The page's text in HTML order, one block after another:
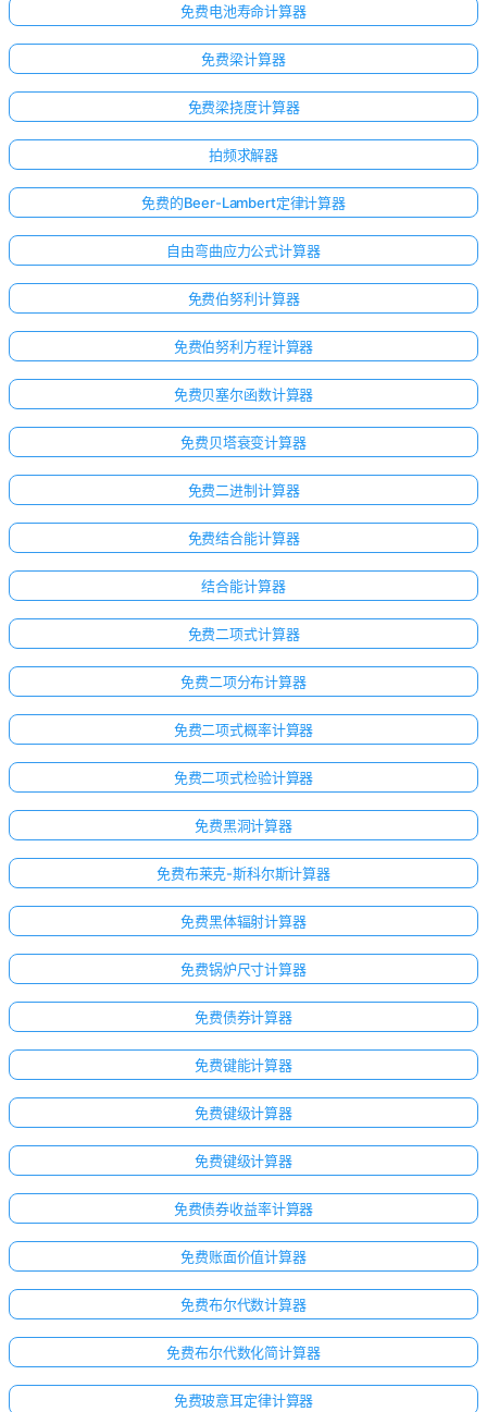
免费电池寿命计算器
免费梁计算器
免费梁挠度计算器
拍频求解器
免费的Beer-Lambert定律计算器
自由弯曲应力公式计算器
免费伯努利计算器
免费伯努利方程计算器
免费贝塞尔函数计算器
免费贝塔衰变计算器
免费二进制计算器
免费结合能计算器
结合能计算器
免费二项式计算器
免费二项分布计算器
免费二项式概率计算器
免费二项式检验计算器
免费黑洞计算器
免费布莱克-斯科尔斯计算器
免费黑体辐射计算器
免费锅炉尺寸计算器
免费债券计算器
免费键能计算器
免费键级计算器
免费键级计算器
免费债券收益率计算器
免费账面价值计算器
免费布尔代数计算器
免费布尔代数化简计算器
免费玻意耳定律计算器